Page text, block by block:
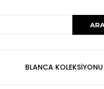
BLANCA KOLEKSİYONU